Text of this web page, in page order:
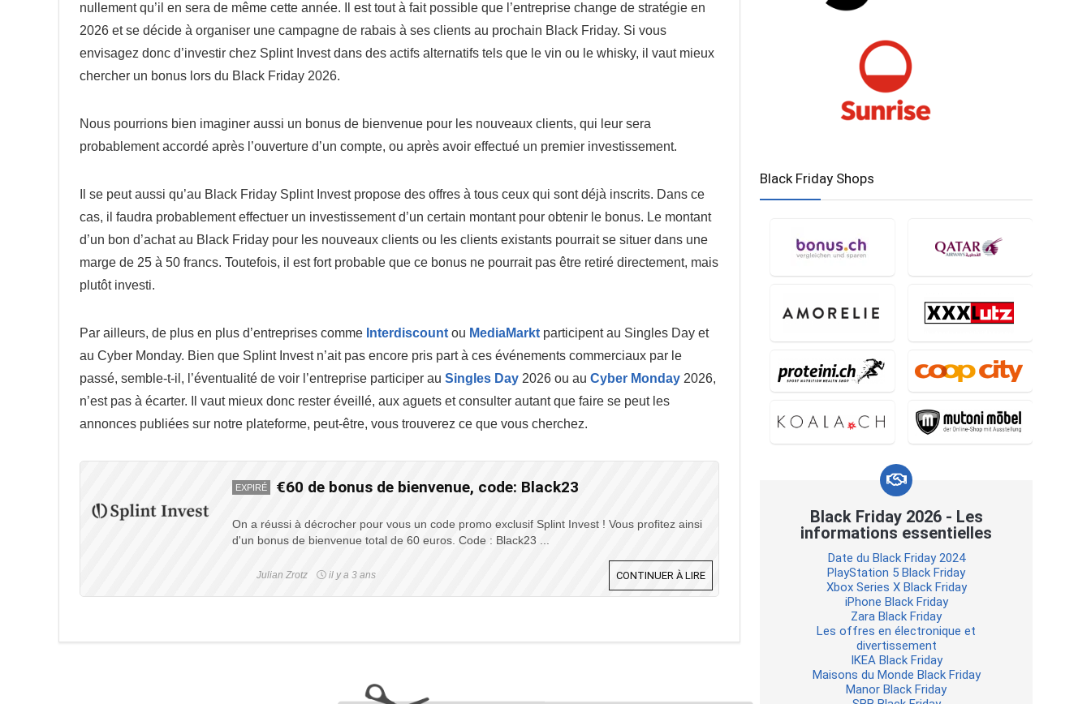
nullement qu’il en sera de même cette année. Il est tout à fait possible que l’entreprise change de stratégie en
2026 et se décide à organiser une campagne de rabais à ses clients au prochain Black Friday. Si vous
envisagez donc d’investir chez Splint Invest dans des actifs alternatifs tels que le vin ou le whisky, il vaut mieux
chercher un bonus lors du Black Friday 2026.
Nous pourrions bien imaginer aussi un bonus de bienvenue pour les nouveaux clients, qui leur sera
probablement accordé après l’ouverture d’un compte, ou après avoir effectué un premier investissement.
Il se peut aussi qu’au Black Friday Splint Invest propose des offres à tous ceux qui sont déjà inscrits. Dans ce
cas, il faudra probablement effectuer un investissement d’un certain montant pour obtenir le bonus. Le montant
d’un bon d’achat au Black Friday pour les nouveaux clients ou les clients existants pourrait se situer dans une
marge de 25 à 50 francs. Toutefois, il est fort probable que ce bonus ne pourrait pas être retiré directement, mais
plutôt investi.
Par ailleurs, de plus en plus d’entreprises comme Interdiscount ou MediaMarkt participent au Singles Day et
au Cyber Monday. Bien que Splint Invest n’ait pas encore pris part à ces événements commerciaux par le
passé, semble-t-il, l’éventualité de voir l’entreprise participer au Singles Day 2026 ou au Cyber Monday 2026,
n’est pas à écarter. Il vaut mieux donc rester éveillé, aux aguets et consulter autant que faire se peut les
annonces publiées sur notre plateforme, peut-être, vous trouverez ce que vous cherchez.
EXPIRÉ €60 de bonus de bienvenue, code: Black23
On a réussi à décrocher pour vous un code promo exclusif Splint Invest ! Vous profitez ainsi
d'un bonus de bienvenue total de 60 euros. Code : Black23 ...
Julian Zrotz il y a 3 ans CONTINUER À LIRE
Black Friday Shops
Black Friday 2026 - Les
informations essentielles
Date du Black Friday 2024
PlayStation 5 Black Friday
Xbox Series X Black Friday
iPhone Black Friday
Zara Black Friday
Les offres en électronique et
divertissement
IKEA Black Friday
Maisons du Monde Black Friday
Manor Black Friday